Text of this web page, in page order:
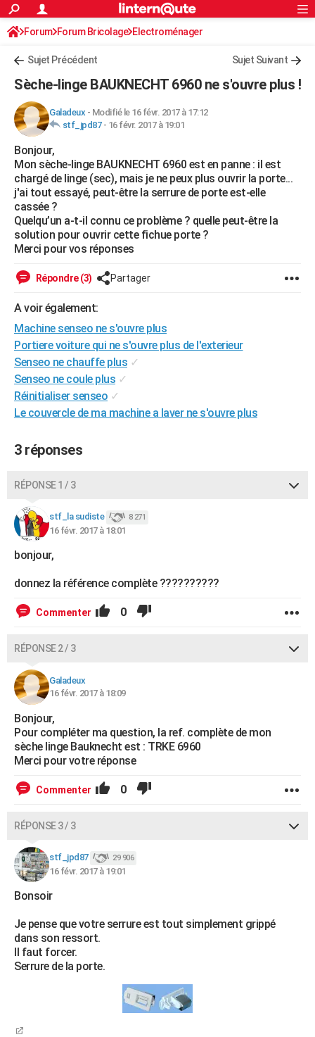
ACTUALITÉS
Politique
Société
Faits Divers
Education
Monde
Villes
+
FINANCE
Retraite
Impôts
Epargne
Immobilier
Risques naturels par ville
Banque
Assurance
Crédit
AUTO
Essais
Réserver un essai
Citadines
Berlines
SUV
Forum auto
+HIGH-TECH
Mobiles
Meilleur smartphone
Internet
Ordinateurs
Jeux vidéo
Guide high-tech
+BRICOLAGE
Forum
Aménagement intérieur
Extérieur
Cuisine
Salle de bains
Jardinage
Rangement
WEEK-END
Guides de France
Escapades
Patrimoine
Expositions
Musées
Week-end nature
+LIFESTYLE
Art de vivre
Bien-être
Loisirs
Mode
Modes de vie
SANTE
VOYAGE
Destinations
City break
Voyage nature
Voyage de noces
Forum
Climat
PHOTO
GUIDES D'ACHAT
BONS PLANS
CARTE DE VOEUX
Carte de Noël
Carte Bonne année
Carte Saint-Valentin
Carte Pâques
Carte d'anniversaire
DICTIONNAIRE
S'inscrire
Se connecter
Lycées
Collèges
Primaires
Universités
Entreprises
Service militaire
Avis de recherche
AVIS DE DÉCÈS
FORUM
Bricolage
Lifestyle
Culture
Sport
Auto
Television
Voyage
Cinema
S'inscrire
Connexion
Forum Forum Bricolage Electroménager
Sujet Précédent Sujet Suivant
Sèche-linge BAUKNECHT 6960 ne s'ouvre plus !
Galadeux - Modifié le 16 févr. 2017 à 17:12
stf_jpd87- 16 févr. 2017 à 19:01
Bonjour,
Mon sèche-linge BAUKNECHT 6960 est en panne : il est
chargé de linge (sec), mais je ne peux plus ouvrir la porte...
j'ai tout essayé, peut-être la serrure de porte est-elle
cassée ?
Quelqu’un a-t-il connu ce problème ? quelle peut-être la
solution pour ouvrir cette fichue porte ?
Merci pour vos réponses
Répondre (3) Partager
A voir également:
Machine senseo ne s'ouvre plus
Portiere voiture qui ne s'ouvre plus de l'exterieur
Senseo ne chauffe plus ✓
Senseo ne coule plus ✓
Réinitialiser senseo ✓
Le couvercle de ma machine a laver ne s'ouvre plus
3 réponses
RÉPONSE 1 / 3
stf_la sudiste 8 271
16 févr. 2017 à 18:01
bonjour,
donnez la référence complète ??????????
Commenter 0
RÉPONSE 2 / 3
Galadeux
16 févr. 2017 à 18:09
Bonjour,
Pour compléter ma question, la ref. complète de mon
sèche linge Bauknecht est : TRKE 6960
Merci pour votre réponse
Commenter 0
RÉPONSE 3 / 3
stf_jpd87 29 906
16 févr. 2017 à 19:01
Bonsoir
Je pense que votre serrure est tout simplement grippé
dans son ressort.
Il faut forcer.
Serrure de la porte.